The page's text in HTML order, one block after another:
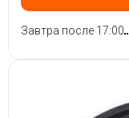
Завтра после 17:00